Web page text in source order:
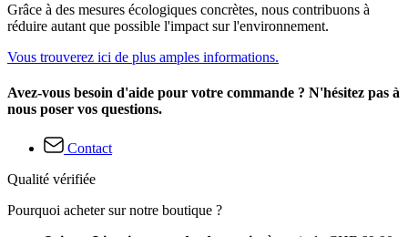
Grâce à des mesures écologiques concrètes, nous contribuons à
réduire autant que possible l'impact sur l'environnement.
Vous trouverez ici de plus amples informations.
Avez-vous besoin d'aide pour votre commande ? N'hésitez pas à
nous poser vos questions.
Contact
Qualité vérifiée
Pourquoi acheter sur notre boutique ?